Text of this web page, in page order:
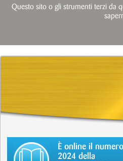
È online il
2024 della
Questo sito o gli strumenti terzi da